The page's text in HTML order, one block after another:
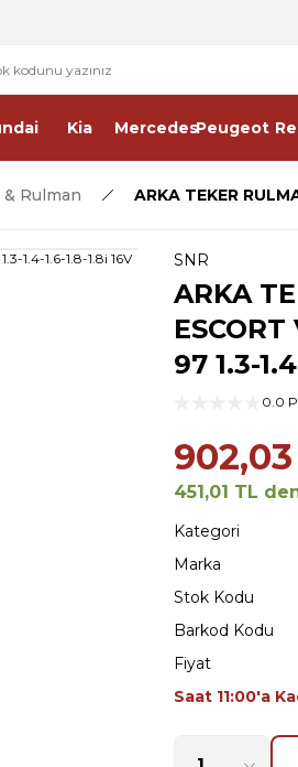
2500 TL ÜSTÜ ÜCRETSİZ KARGO
Kia MercedesPeugeot
Rulman ARKA TEKER
SNR
ARKA
97 1.3-
0.0
451,01 TL
Kategori
Marka
Stok Kodu
Barkod Kodu
Fiyat
Saat 11:00'a